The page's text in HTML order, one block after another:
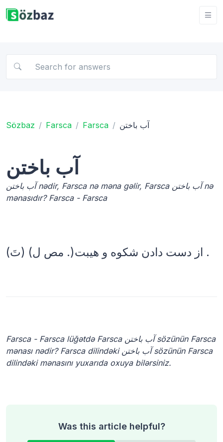
Sözbaz Farsca Farsca آب باختن
آب باختن
آب باختن nədir, Farsca nə məna gəlir, Farsca آب باختن nə
mənasıdır? Farsca - Farsca
(تَ) (مص ل .)از دست دادن شکوه و هیبت .
Farsca - Farsca lüğətdə Farsca آب باختن sözünün Farsca
mənası nədir? Farsca dilindəki آب باختن sözünün Farsca
dilindəki mənasını yuxarıda oxuya bilərsiniz.
Was this article helpful?